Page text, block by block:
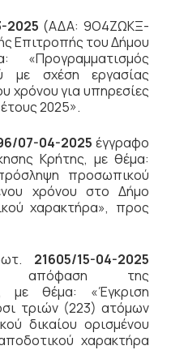
2025 (ΑΔΑ: 9Ο4ΖΩΚΞ-
Επιτροπής του Δήμου
με σχέση εργασίας
χρόνου για υπηρεσίες
2025».
07-04-2025 έγγραφο
Κρήτης, με θέμα:
προσωπικού
χρόνου στο Δήμο
χαρακτήρα», προς
21605/15-04-2025
απόφαση της
με θέμα: «Έγκριση
τριών (223) ατόμων
δικαίου ορισμένου
χαρακτήρα